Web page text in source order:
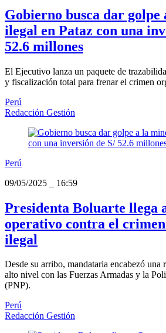
Gobierno busca dar
ilegal en Pataz con una
52.6 millones
El Ejecutivo lanza un paquete de
y fiscalización total para frenar el crimen
Perú
Redacción Gestión
Perú
09/05/2025
16:59
Presidenta Boluarte llega
operativo contra el
ilegal
Desde su arribo, mandataria encabezó una
alto nivel con las Fuerzas Armadas y la
(PNP).
Perú
Redacción Gestión